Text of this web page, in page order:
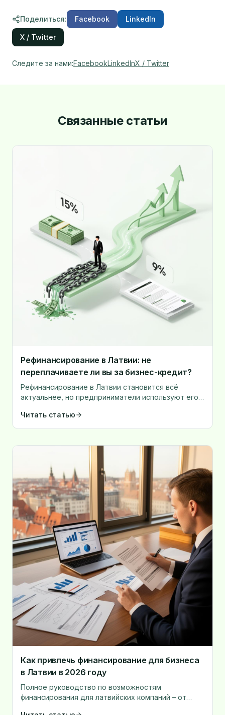
Поделиться: Facebook LinkedIn
X / Twitter
Следите за нами:FacebookLinkedInX / Twitter
Связанные статьи
Рефинансирование в Латвии: не
переплачиваете ли вы за бизнес-кредит?
Рефинансирование в Латвии становится всё
актуальнее, но предприниматели используют его
Читать статью
Как привлечь финансирование для бизнеса
в Латвии в 2026 году
Полное руководство по возможностям
финансирования для латвийских компаний – от